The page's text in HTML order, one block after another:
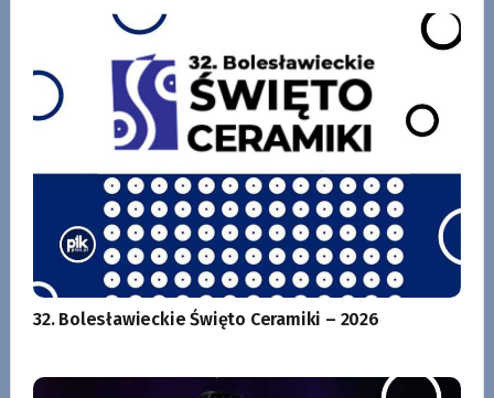
32. Bolesławieckie Święto Ceramiki – 2026